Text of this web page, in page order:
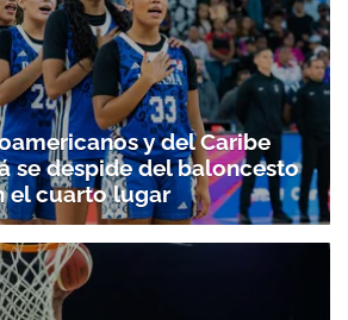
y del Caribe
se despide del baloncesto
el cuarto lugar